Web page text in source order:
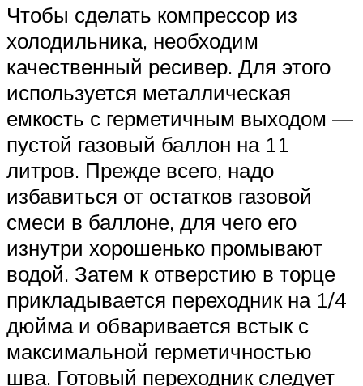
Чтобы сделать компрессор из
холодильника, необходим
качественный ресивер. Для этого
используется металлическая
емкость с герметичным выходом —
пустой газовый баллон на 11
литров. Прежде всего, надо
избавиться от остатков газовой
смеси в баллоне, для чего его
изнутри хорошенько промывают
водой. Затем к отверстию в торце
прикладывается переходник на 1/4
дюйма и обваривается встык с
максимальной герметичностью
шва. Готовый переходник следует